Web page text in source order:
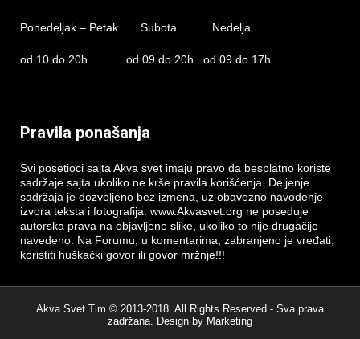
Ponedeljak – Petak Subota Nedelja
od 10 do 20h od 09 do 20h od 09 do 17h
Pravila ponašanja
Svi posetioci sajta Akva svet imaju pravo da besplatno koriste
sadržaje sajta ukoliko ne krše pravila korišćenja. Deljenje
sadržaja je dozvoljeno bez izmena, uz obavezno navođenje
izvora teksta i fotografija. www.Akvasvet.org ne poseduje
autorska prava na objavljene slike, ukoliko to nije drugačije
navedeno. Na Forumu, u komentarima, zabranjeno je vređati,
koristiti huškački govor ili govor mržnje!!!
Akva Svet Tim © 2013-2018. All Rights Reserved - Sva prava
zadržana. Design by Marketing